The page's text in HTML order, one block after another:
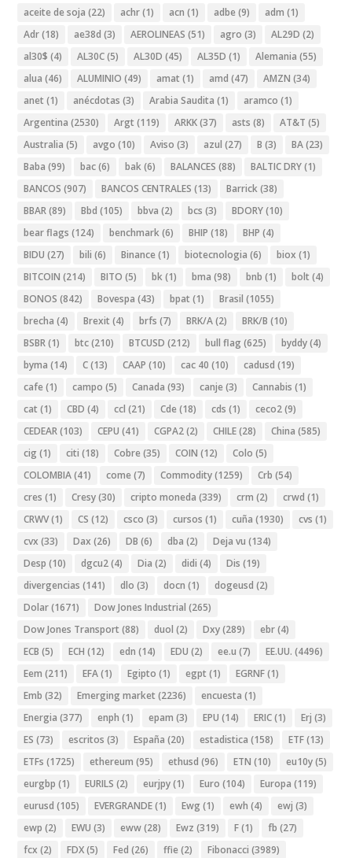
aceite de soja (22) achr(1) acn (1) adbe (9) adm (1)
Adr(18) ae38d (3) AEROLINEAS (51) agro (3) AL29D (2)
al30$ (4) AL30C(5) AL30D (45) AL35D (1) Alemania (55)
alua (46) ALUMINIO (49) amat (1) amd (47) AMZN (34)
anet (1) anécdotas (3) Arabia Saudita (1) aramco (1)
Argentina (2530) Argt (119) ARKK(37) asts (8) AT&T (5)
Australia (5) avgo (10) Aviso (3) azul (27) B (3) BA(23)
Baba (99) bac(6) bak(6) BALANCES (88) BALTIC DRY(1)
BANCOS (907) BANCOS CENTRALES (13) Barrick(38)
BBAR(89) Bbd (105) bbva (2) bcs (3) BDORY(10)
bear flags (124) benchmark(6) BHIP (18) BHP (4)
BIDU (27) bili (6) Binance (1) biotecnologia (6) biox (1)
BITCOIN (214) BITO (5) bk(1) bma (98) bnb (1) bolt (4)
BONOS (842) Bovespa (43) bpat (1) Brasil (1055)
brecha (4) Brexit (4) brfs (7) BRK/A(2) BRK/B (10)
BSBR(1) btc(210) BTCUSD (212) bull flag (625) byddy(4)
byma (14) C(13) CAAP (10) cac 40 (10) cadusd (19)
cafe (1) campo (5) Canada (93) canje (3) Cannabis (1)
cat (1) CBD (4) ccl (21) Cde (18) cds (1) ceco2(9)
CEDEAR(103) CEPU (41) CGPA2(2) CHILE(28) China (585)
cig (1) citi (18) Cobre (35) COIN (12) Colo (5)
COLOMBIA(41) come (7) Commodity(1259) Crb (54)
cres (1) Cresy(30) cripto moneda (339) crm (2) crwd (1)
CRWV(1) CS (12) csco (3) cursos (1) cuña (1930) cvs (1)
cvx (33) Dax (26) DB (6) dba (2) Deja vu (134)
Desp (10) dgcu2(4) Dia (2) didi (4) Dis (19)
divergencias (141) dlo (3) docn (1) dogeusd (2)
Dolar(1671) Dow Jones Industrial (265)
Dow Jones Transport (88) duol (2) Dxy(289) ebr(4)
ECB (5) ECH (12) edn (14) EDU (2) ee.u (7) EE.UU. (4496)
Eem (211) EFA(1) Egipto (1) egpt (1) EGRNF(1)
Emb (32) Emerging market (2236) encuesta (1)
Energia (377) enph (1) epam (3) EPU (14) ERIC(1) Erj (3)
ES (73) escritos (3) España (20) estadistica (158) ETF(13)
ETFs (1725) ethereum (95) ethusd (96) ETN (10) eu10y(5)
eurgbp (1) EURILS (2) eurjpy(1) Euro (104) Europa (119)
eurusd (105) EVERGRANDE(1) Ewg (1) ewh (4) ewj (3)
ewp (2) EWU (3) eww(28) Ewz (319) F(1) fb (27)
fcx (2) FDX(5) Fed (26) ffie (2) Fibonacci (3989)